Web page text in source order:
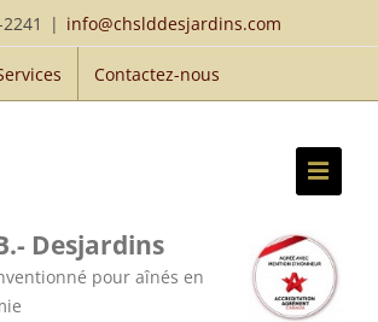
| info@chslddesjardins.com
Contactez-nous
Desjardins
pour aînés en